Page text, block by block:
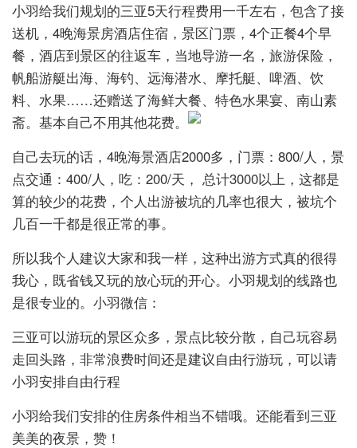
小羽给我们规划的三亚5天行程费用一千左右，包含了接
送机，4晚海景房酒店住宿，景区门票，4个正餐4个早
餐，酒店到景区的往返车，当地导游一名，旅游保险，
帆船游艇出海、海钓、远海潜水、摩托艇、啤酒、饮
料、水果……还赠送了海鲜大餐、特色水果宴、南山素
斋。基本自己不用其他花费。
自己去玩的话，4晚海景酒店2000多，门票：800/人，景
点交通：400/人，吃：200/天， 总计3000以上，这都是
算的较少的花费，个人出游被坑的几率也很大，被坑个
几百一千都是很正常的事。
所以我个人建议大家和我一样，这种出游方式真的很得
我心，既省钱又玩的放心玩的开心。小羽规划的线路也
是很专业的。小羽微信：
三亚可以游玩的景区众多，景点比较分散，自己玩容易
走回头路，非常浪费时间还是建议自由行游玩，可以请
小羽安排自由行程
小羽给我们安排的住房条件相当不错哦。还能看到三亚
美美的夜景，赞！